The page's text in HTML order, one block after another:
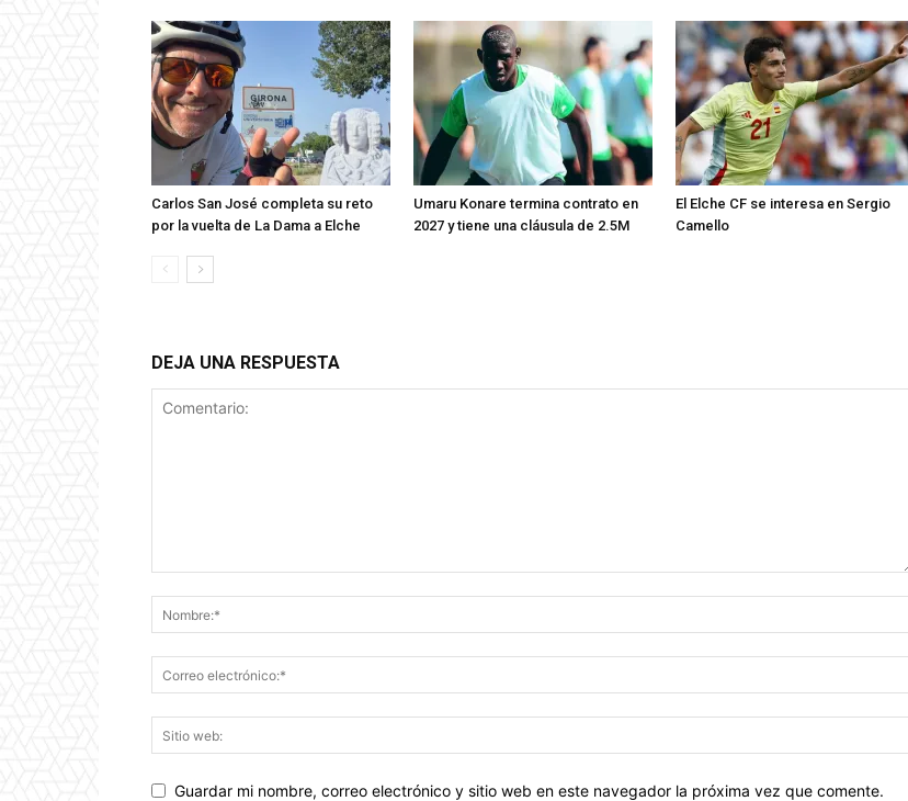
Carlos San José completa su reto
por la vuelta de La Dama a Elche
Umaru Konare termina contrato en
2027 y tiene una cláusula de 2.5M
El Elche CF se interesa en Sergio
Camello
DEJA UNA RESPUESTA
Guardar mi nombre, correo electrónico y sitio web en este navegador la próxima vez que comente.